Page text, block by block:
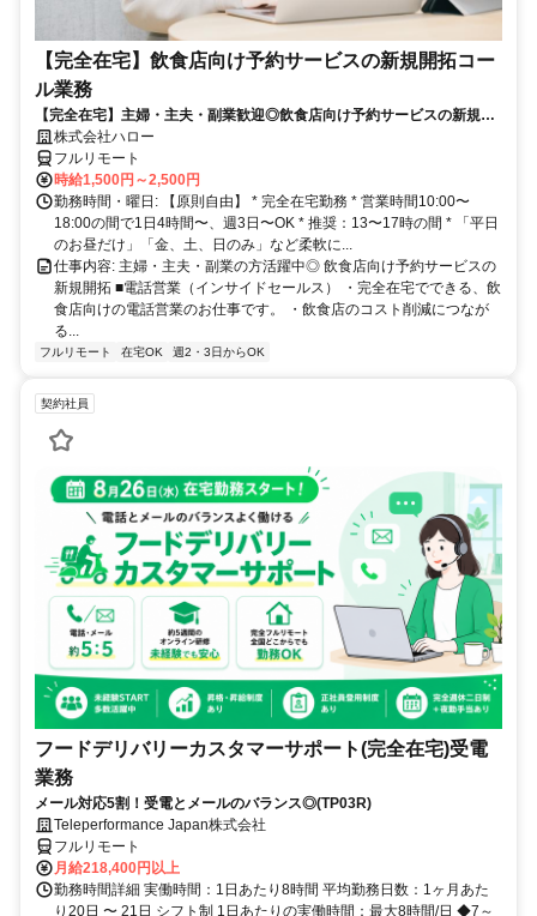
【完全在宅】飲食店向け予約サービスの新規開拓コー
ル業務
【完全在宅】主婦・主夫・副業歓迎◎飲食店向け予約サービスの新規開
拓 株式会社ハロー
フルリモート
時給1,500円～2,500円
勤務時間・曜日: 【原則自由】 * 完全在宅勤務 * 営業時間10:00〜
18:00の間で1日4時間〜、週3日〜OK * 推奨：13〜17時の間 * 「平日
のお昼だけ」「金、土、日のみ」など柔軟に...
仕事内容: 主婦・主夫・副業の方活躍中◎ 飲食店向け予約サービスの
新規開拓 ■電話営業（インサイドセールス） ・完全在宅でできる、飲
食店向けの電話営業のお仕事です。 ・飲食店のコスト削減につなが
る...
フルリモート 在宅OK 週2・3日からOK
契約社員
フードデリバリーカスタマーサポート(完全在宅)受電
業務
メール対応5割！受電とメールのバランス◎(TP03R)
Teleperformance Japan株式会社
フルリモート
月給218,400円以上
勤務時間詳細 実働時間：1日あたり8時間 平均勤務日数：1ヶ月あた
り20日 〜 21日 シフト制 1日あたりの実働時間：最大8時間/日 ◆7～